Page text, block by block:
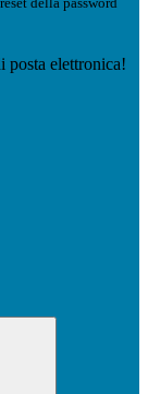
posta elettronica!